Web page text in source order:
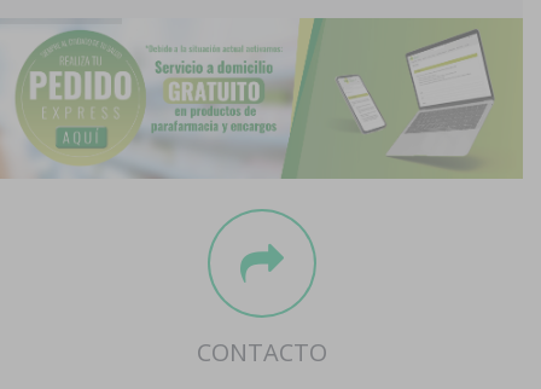
Pedidos express
Blog
Contacto
Boletín
CONTACTO